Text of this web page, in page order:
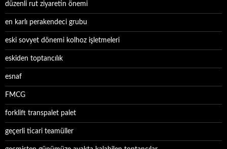
düzenli rut ziyaretin önemi
en karlı perakendeci grubu
eski sovyet dönemi kolhoz işletmeleri
eskiden toptancılık
esnaf
FMCG
forklift transpalet palet
geçerli ticari teamüller